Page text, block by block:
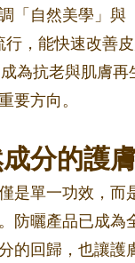
「自然美學」
行，能快速改善
成為抗老與肌膚
要方向。
分的護
是單一功效，
防曬產品已成
的回歸，也讓護